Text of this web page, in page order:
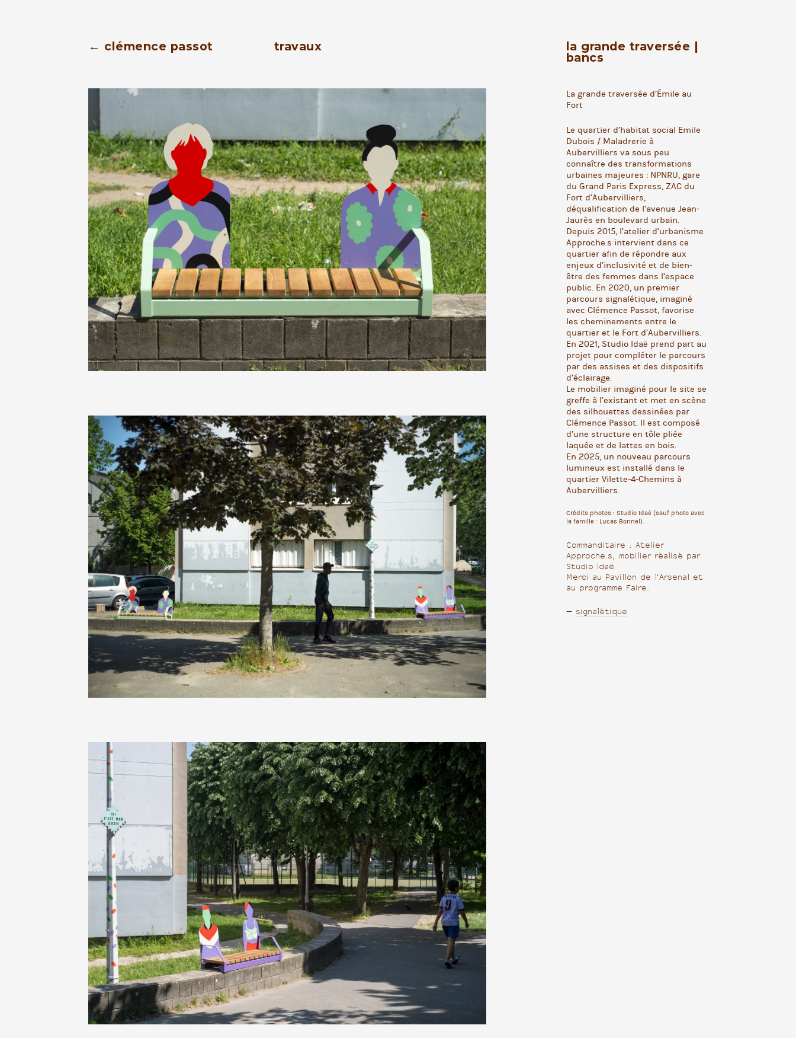
← clémence passot travaux la grande traversée |
bancs
La grande traversée d’Émile au
Fort
Le quartier d’habitat social Emile
Dubois / Maladrerie à
Aubervilliers va sous peu
connaître des transformations
urbaines majeures : NPNRU, gare
du Grand Paris Express, ZAC du
Fort d’Aubervilliers,
déqualification de l’avenue Jean-
Jaurès en boulevard urbain.
Depuis 2015, l’atelier d’urbanisme
Approche.s intervient dans ce
quartier afin de répondre aux
enjeux d’inclusivité et de bien-
être des femmes dans l’espace
public. En 2020, un premier
parcours signalétique, imaginé
avec Clémence Passot, favorise
les cheminements entre le
quartier et le Fort d’Aubervilliers.
En 2021, Studio Idaë prend part au
projet pour compléter le parcours
par des assises et des dispositifs
d’éclairage.
Le mobilier imaginé pour le site se
greffe à l’existant et met en scène
des silhouettes dessinées par
Clémence Passot. Il est composé
d’une structure en tôle pliée
laquée et de lattes en bois.
En 2025, un nouveau parcours
lumineux est installé dans le
quartier Vilette-4-Chemins à
Aubervilliers.
Crédits photos : Studio Idaë (sauf photo avec
la famille : Lucas Bonnel).
Commanditaire : Atelier
Approche.s, mobilier réalisé par
Studio Idaë
Merci au Pavillon de l'Arsenal et
au programme Faire.
— signalétique